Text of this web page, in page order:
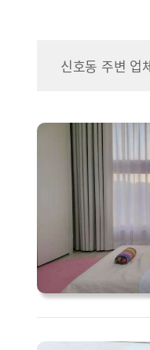
신호동 주변 업